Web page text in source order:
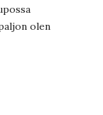
olen